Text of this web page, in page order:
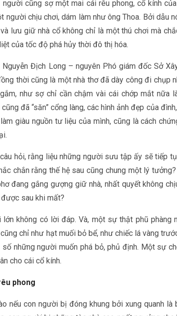
người cũng sợ một mai cái rêu phong, cổ kính
người chịu chơi, dám làm như ông Thoa. Bởi dẫu
lưu giữ nhà cổ không chỉ là một thú chơi mà
của tốc độ phá hủy thời đô thị hóa.
Nguyễn Địch Long – nguyên Phó giám đốc Sở
thời cũng là một nhà thơ đã dày công đi chụp
như sợ chỉ cần chậm vài cái chớp mắt nữa
đã “săn” cổng làng, các hình ảnh đẹp của
giàu nguồn tư liệu của mình, cũng là cách
hỏi, rằng liệu những người sưu tập ấy sẽ tiếp
chắn rằng thế hệ sau cũng chung một lý
đang gắng gượng giữ nhà, nhất quyết không
sau khi mất?
lớn không có lời đáp. Và, một sự thật phũ phàng
chỉ như hạt muối bỏ bể, như chiếc lá vàng
những người muốn phá bỏ, phủ định. Một sự
cho cái cổ kính.
phong
nếu con người bị đóng khung bởi xung quanh